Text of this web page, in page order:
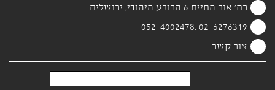
רח' אור החיים 6 הרובע היהודי, ירושלים
02-6276319 ,052-4002478
צור קשר